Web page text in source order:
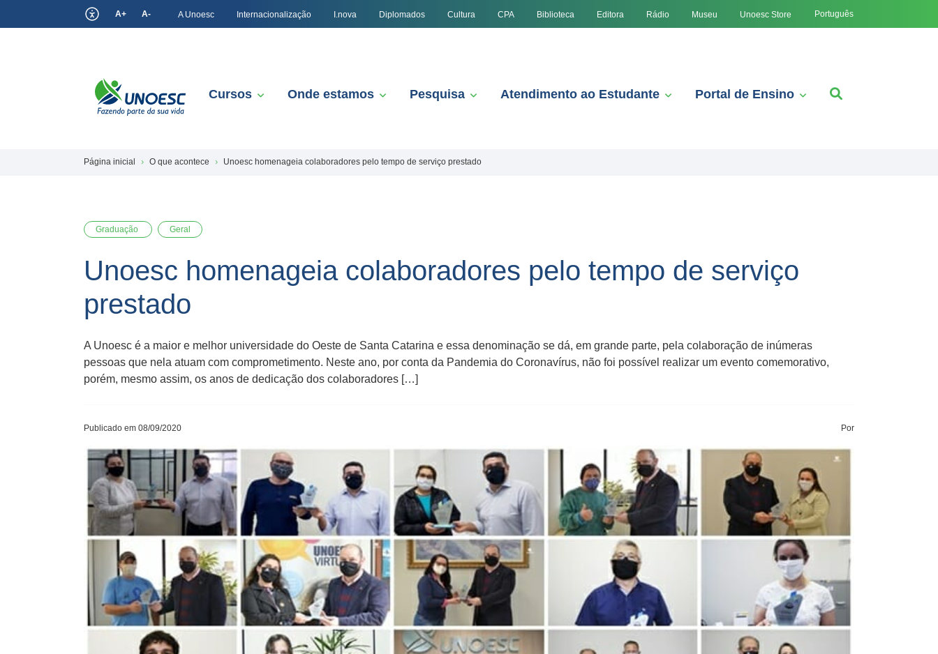
A+ A- A Unoesc Internacionalização I.nova Diplomados Cultura CPA Biblioteca Editora Rádio Museu Unoesc Store Português
Cursos Onde estamos Pesquisa Atendimento ao Estudante Portal de Ensino
Página inicial O que acontece Unoesc homenageia colaboradores pelo tempo de serviço prestado
Graduação Geral
Unoesc homenageia colaboradores pelo tempo de serviço
prestado
A Unoesc é a maior e melhor universidade do Oeste de Santa Catarina e essa denominação se dá, em grande parte, pela colaboração de inúmeras
pessoas que nela atuam com comprometimento. Neste ano, por conta da Pandemia do Coronavírus, não foi possível realizar um evento comemorativo,
porém, mesmo assim, os anos de dedicação dos colaboradores […]
Publicado em 08/09/2020 Por